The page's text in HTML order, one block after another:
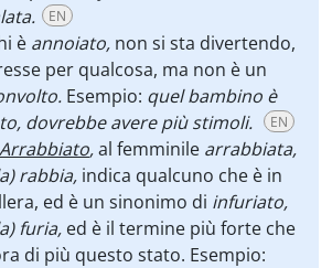
EN
è annoiato, non si sta divertendo,
per qualcosa, ma non è un
Esempio: quel bambino è
dovrebbe avere più stimoli.
EN
Arrabbiato,al femminile arrabbiata,
rabbia, indica qualcuno che è in
ed è un sinonimo di infuriato,
furia, ed è il termine più forte che
di più questo stato. Esempio: